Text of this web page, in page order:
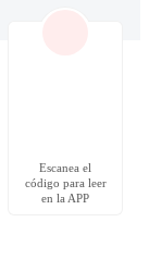
Escanea el
código para leer
en la APP